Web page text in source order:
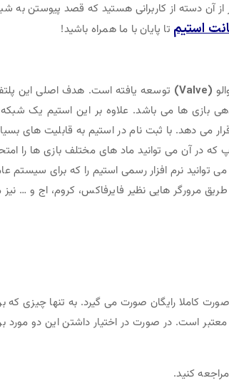
آن دسته از کاربرانی هستید که قصد پیوستن به
استیم تا پایان با ما همراه باشید!
(Valve)
توسعه یافته است. هدف اصلی این
بازی ها می باشد. علاوه بر این استیم یک
می دهد. با ثبت نام در استیم به قابلیت های
که در آن می توانید ماد های مختلف بازی ها را
توانید نرم افزار رسمی استیم را که برای سیستم
مرورگر هایی نظیر فایرفاکس، کروم، اج و …
کاملا رایگان صورت می گیرد. به تنها چیزی که
است. در صورت در اختیار داشتن این دو مورد
مراجعه کنید.